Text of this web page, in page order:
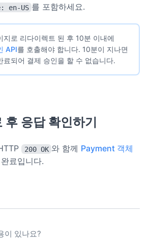
en-US 를 포함하세요.
지로 리다이렉트 된 후 10분 이내에
API를 호출해야 합니다. 10분이 지나면
료되어 결제 승인을 할 수 없습니다.
응답 확인하기
200 OK 와 함께 Payment 객체
료입니다.
이 있나요?